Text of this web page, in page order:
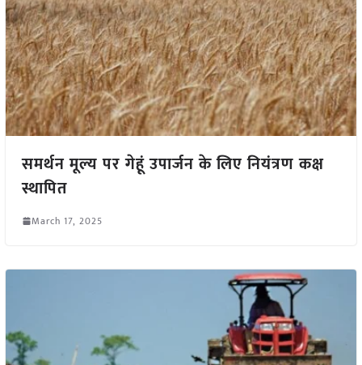
समर्थन मूल्य पर गेहूं उपार्जन के लिए नियंत्रण कक्ष
स्थापित
March 17, 2025